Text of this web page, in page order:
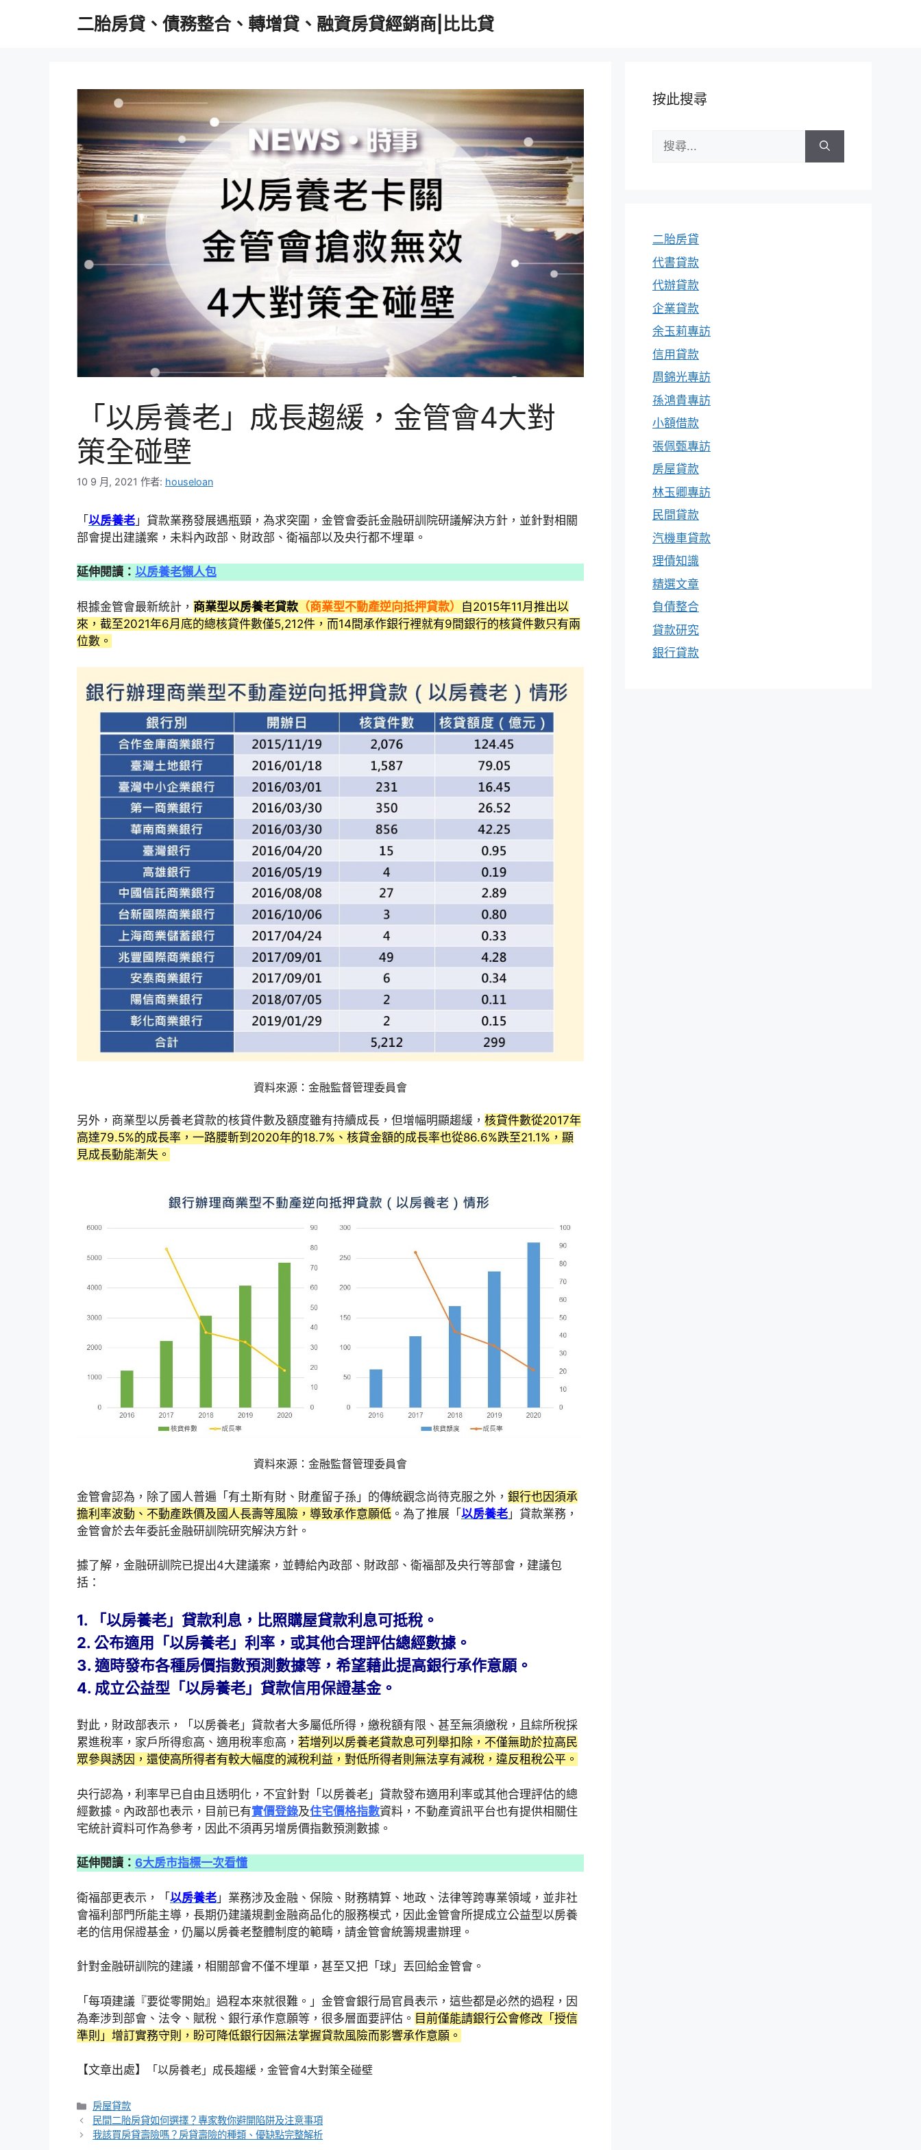
二胎房貸、債務整合、轉增貸、融資房貸經銷商|比比貸
「以房養老」成長趨緩，金管會4大對
策全碰壁
10 9 月, 2021 作者: houseloan
「以房養老 」貸款業務發展遇瓶頸，為求突圍，金管會委託金融研訓院研議解決方針，並針對相關
部會提出建議案，未料內政部、財政部、衛福部以及央行都不埋單。
延伸閱讀： 以房養老懶人包
根據金管會最新統計， 商業型以房養老貸款 （商業型不動產逆向抵押貸款） 自2015年11月推出以
來，截至2021年6月底的總核貸件數僅5,212件，而14間承作銀行裡就有9間銀行的核貸件數只有兩
位數。
資料來源：金融監督管理委員會
另外，商業型以房養老貸款的核貸件數及額度雖有持續成長，但增幅明顯趨緩， 核貸件數從2017年
高達79.5%的成長率，一路腰斬到2020年的18.7%、核貸金額的成長率也從86.6%跌至21.1%，顯
見成長動能漸失。
資料來源：金融監督管理委員會
金管會認為，除了國人普遍「有土斯有財、財產留子孫」的傳統觀念尚待克服之外， 銀行也因須承
擔利率波動、不動產跌價及國人長壽等風險，導致承作意願低 。為了推展「以房養老 」貸款業務，
金管會於去年委託金融研訓院研究解決方針。
據了解，金融研訓院已提出4大建議案，並轉給內政部、財政部、衛福部及央行等部會，建議包
括：
1. 「以房養老」貸款利息，比照購屋貸款利息可抵稅。
2. 公布適用「以房養老」利率，或其他合理評估總經數據。
3. 適時發布各種房價指數預測數據等，希望藉此提高銀行承作意願。
4. 成立公益型「以房養老」貸款信用保證基金。
對此，財政部表示，「以房養老」貸款者大多屬低所得，繳稅額有限、甚至無須繳稅，且綜所稅採
累進稅率，家戶所得愈高、適用稅率愈高， 若增列以房養老貸款息可列舉扣除，不僅無助於拉高民
眾參與誘因，還使高所得者有較大幅度的減稅利益，對低所得者則無法享有減稅，違反租稅公平。
央行認為，利率早已自由且透明化，不宜針對「以房養老」貸款發布適用利率或其他合理評估的總
經數據。內政部也表示，目前已有實價登錄及住宅價格指數資料，不動產資訊平台也有提供相關住
宅統計資料可作為參考，因此不須再另增房價指數預測數據。
延伸閱讀： 6大房市指標一次看懂
衛福部更表示，「以房養老 」業務涉及金融、保險、財務精算、地政、法律等跨專業領域，並非社
會福利部門所能主導，長期仍建議規劃金融商品化的服務模式，因此金管會所提成立公益型以房養
老的信用保證基金，仍屬以房養老整體制度的範疇，請金管會統籌規畫辦理。
針對金融研訓院的建議，相關部會不僅不埋單，甚至又把「球」丟回給金管會。
「每項建議『要從零開始』過程本來就很難。」金管會銀行局官員表示，這些都是必然的過程，因
為牽涉到部會、法令、賦稅、銀行承作意願等，很多層面要評估。 目前僅能請銀行公會修改「授信
準則」增訂實務守則，盼可降低銀行因無法掌握貸款風險而影響承作意願。
【文章出處】 「以房養老」成長趨緩，金管會4大對策全碰壁
分
類
房屋貸款
民間二胎房貸如何選擇？專家教你避開陷阱及注意事項
我該買房貸壽險嗎？房貸壽險的種類、優缺點完整解析
按此搜尋
尋:
二胎房貸
代書貸款
代辦貸款
企業貸款
余玉莉專訪
信用貸款
周錦光專訪
孫鴻貴專訪
小額借款
張佩甄專訪
房屋貸款
林玉卿專訪
民間貸款
汽機車貸款
理債知識
精選文章
負債整合
貸款研究
銀行貸款